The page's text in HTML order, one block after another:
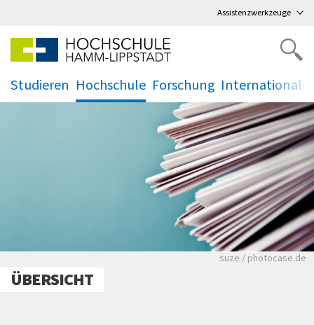
Assistenzwerkzeuge
Studieren
.
Hochschule
.
Forschung
. .
Viele Zeitungen.
suze / photocase.de
ÜBERSICHT